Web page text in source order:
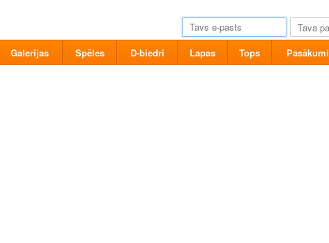
Galerijas Spēles D-biedri Lapas Tops Pasākumi